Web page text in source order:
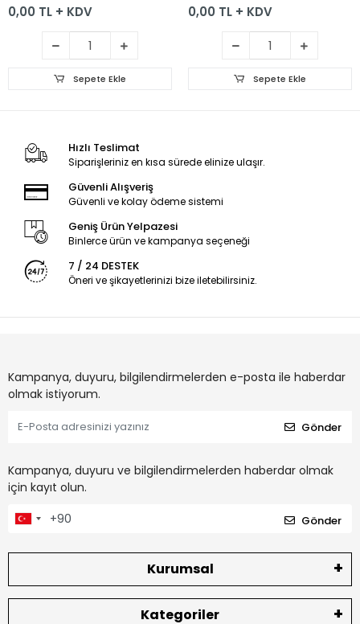
0,00 TL + KDV
Sepete Ekle
0,00 TL + KDV
Sepete Ekle
Hızlı Teslimat
Siparişleriniz en kısa sürede elinize ulaşır.
Güvenli Alışveriş
Güvenli ve kolay ödeme sistemi
Geniş Ürün Yelpazesi
Binlerce ürün ve kampanya seçeneği
7 / 24 DESTEK
Öneri ve şikayetlerinizi bize iletebilirsiniz.
Kampanya, duyuru, bilgilendirmelerden e-posta ile haberdar
olmak istiyorum.
Gönder
Kampanya, duyuru ve bilgilendirmelerden haberdar olmak
için kayıt olun.
Gönder
Kurumsal
Kategoriler